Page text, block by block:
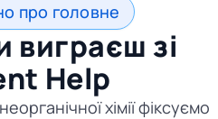
про головне
виграєш зі
Help
хімії фіксуємо